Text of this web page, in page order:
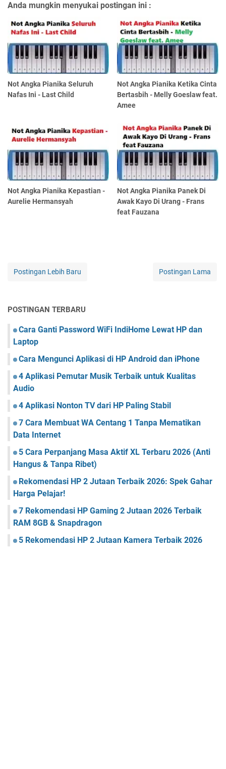
Anda mungkin menyukai postingan ini :
Not Angka Pianika Seluruh
Nafas Ini - Last Child
Not Angka Pianika Ketika Cinta
Bertasbih - Melly Goeslaw feat.
Amee
Not Angka Pianika Kepastian -
Aurelie Hermansyah
Not Angka Pianika Panek Di
Awak Kayo Di Urang - Frans
feat Fauzana
Postingan Lebih Baru Postingan Lama
POSTINGAN TERBARU
Cara Ganti Password WiFi IndiHome Lewat HP dan
Laptop
Cara Mengunci Aplikasi di HP Android dan iPhone
4 Aplikasi Pemutar Musik Terbaik untuk Kualitas
Audio
4 Aplikasi Nonton TV dari HP Paling Stabil
7 Cara Membuat WA Centang 1 Tanpa Mematikan
Data Internet
5 Cara Perpanjang Masa Aktif XL Terbaru 2026 (Anti
Hangus & Tanpa Ribet)
Rekomendasi HP 2 Jutaan Terbaik 2026: Spek Gahar
Harga Pelajar!
7 Rekomendasi HP Gaming 2 Jutaan 2026 Terbaik
RAM 8GB & Snapdragon
5 Rekomendasi HP 2 Jutaan Kamera Terbaik 2026